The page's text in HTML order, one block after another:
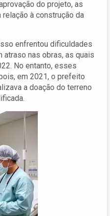
do projeto, as
à construção da
enfrentou dificuldades
atraso nas obras, as quais
No entanto, esses
em 2021, o prefeito
a doação do terreno